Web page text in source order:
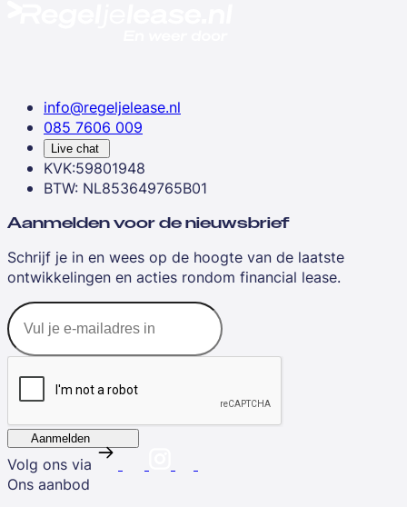
info@regeljelease.nl
085 7606 009
Live chat
KVK:59801948
BTW: NL853649765B01
Aanmelden voor de nieuwsbrief
Schrijf je in en wees op de hoogte van de laatste
ontwikkelingen en acties rondom financial lease.
Aanmelden
Volg ons via
Ons aanbod